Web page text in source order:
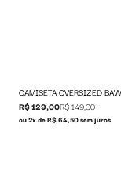
R$ 129,00R$ 149,00
ou 2x de R$ 64,50 sem juros